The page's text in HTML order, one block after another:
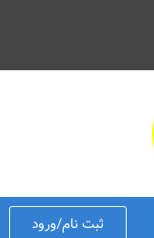
ثبت نام/ورود